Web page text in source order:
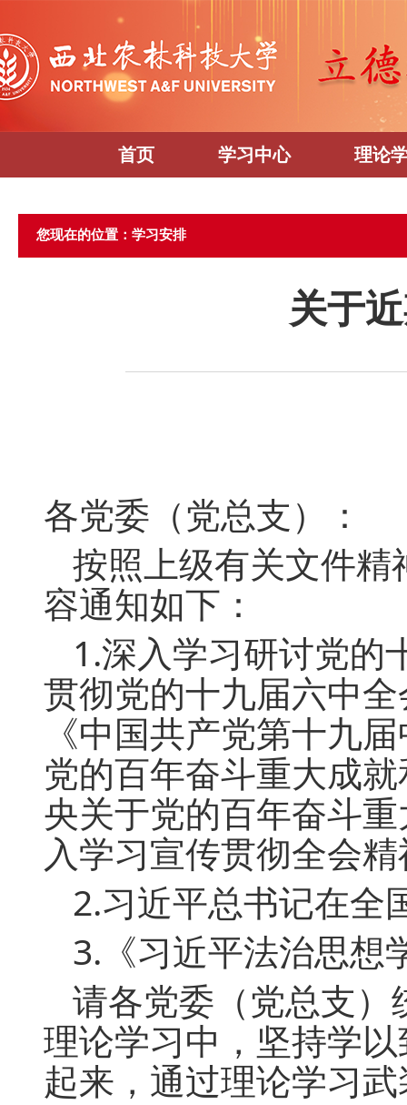
首页 学习中心 理论
您现在的位置：学习安排
关于
各党委（党总支）：
按照上级有关文件
容通知如下：
1.深入学习研讨党的
贯彻党的十九届六中
《中国共产党第十九
党的百年奋斗重大成
央关于党的百年奋斗
入学习宣传贯彻全会
2.习近平总书记在全
3.《习近平法治思想
请各党委（党总支
理论学习中，坚持学
起来，通过理论学习